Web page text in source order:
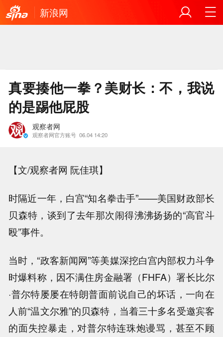
新浪网
真要揍他一拳？美财长：不，我说
的是踢他屁股
观察者网
观察者网官方账号 06.04 14:20
【文/观察者网 阮佳琪】
时隔近一年，白宫“知名拳击手”——美国财政部长
贝森特，谈到了去年那次闹得沸沸扬扬的“高官斗
殴”事件。
当时，“政客新闻网”等美媒深挖白宫内部权力斗争
时爆料称，因不满住房金融署（FHFA）署长比尔
·普尔特屡屡在特朗普面前说自己的坏话，一向在
人前“温文尔雅”的贝森特，当着三十多名受邀宾客
的面失控暴走，对普尔特连珠炮谩骂，甚至不顾